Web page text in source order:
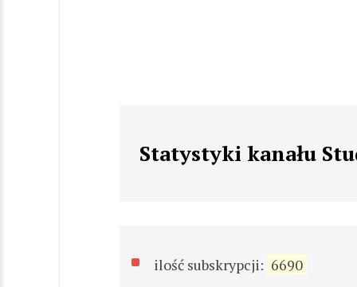
Statystyki kanału
ilość subskrypcji: 6690